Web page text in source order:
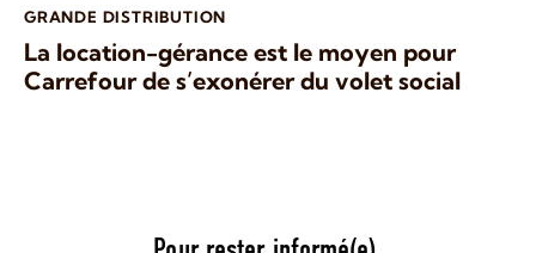
GRANDE DISTRIBUTION
La location-gérance est le moyen pour
Carrefour de s’exonérer du volet social